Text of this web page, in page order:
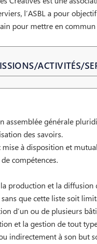
l’ASBL a pour
pour mettre en commun
ACTIVITÉS/
générale
des savoirs.
à disposition et
compétences.
production et la
que cette liste soit
d’un ou de plusieurs
et la gestion de tout
indirectement à son but